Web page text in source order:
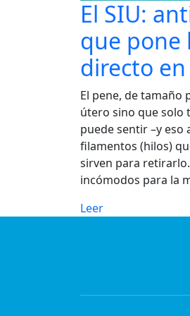
El SIU:
que pone
directo
El pene, de tamaño
útero sino que solo
puede sentir –y eso
filamentos (hilos)
sirven para
incómodos para la
Leer